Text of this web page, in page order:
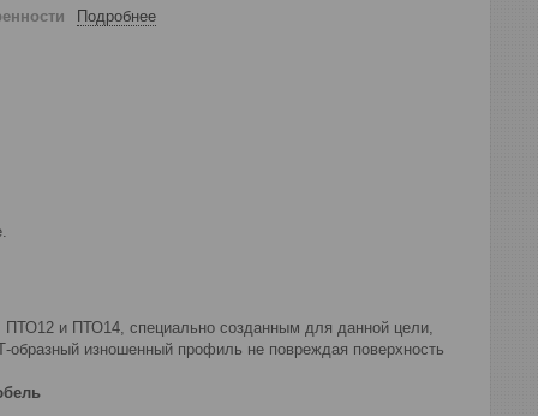
Подробнее
и ПТО14, специально созданным для данной цели,
изношенный профиль не повреждая поверхность